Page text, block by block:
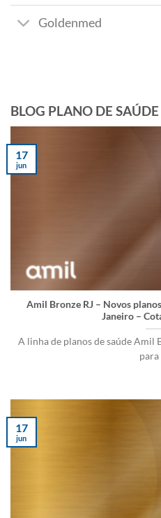
Goldenmed
BLOG PLANO DE SAÚDE
Amil Bronze RJ – Novos
Janeiro –
A linha de planos de saúde Amil
para
17
jun
17
jun